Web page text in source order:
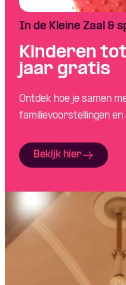
In de Kleine Zaal &
Kinderen
jaar gratis
Ontdek hoe je samen
familievoorstellingen
Bekijk hier